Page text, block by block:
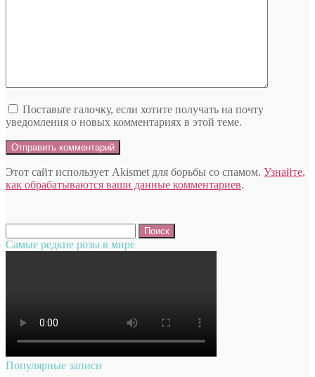
Поставьте галочку, если хотите получать на почту
уведомления о новых комментариях в этой теме.
Этот сайт использует Akismet для борьбы со спамом. Узнайте,
как обрабатываются ваши данные комментариев.
Самые редкие розы в мире
Популярные записи